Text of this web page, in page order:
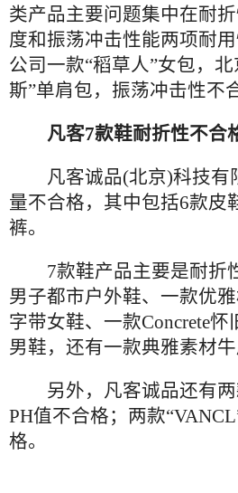
类产品主要问题集中在耐
度和振荡冲击性能两项耐
公司一款“稻草人”女包，
斯”单肩包，振荡冲击性不
凡客7款鞋耐折性不合
凡客诚品(北京)科技有
量不合格，其中包括6款皮
裤。
7款鞋产品主要是耐折
男子都市户外鞋、一款优
字带女鞋、一款Concrete
男鞋，还有一款典雅素材
另外，凡客诚品还有两
PH值不合格；两款
格。